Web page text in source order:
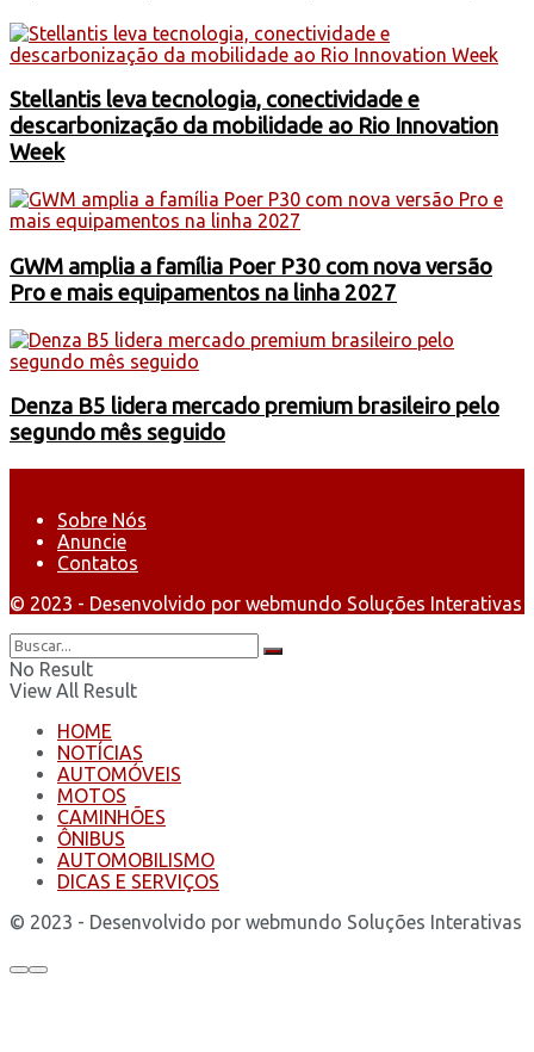
Stellantis leva tecnologia, conectividade e
descarbonização da mobilidade ao Rio Innovation
Week
GWM amplia a família Poer P30 com nova versão
Pro e mais equipamentos na linha 2027
Denza B5 lidera mercado premium brasileiro pelo
segundo mês seguido
Sobre Nós
Anuncie
Contatos
© 2023 - Desenvolvido por webmundo Soluções Interativas
No Result
View All Result
HOME
NOTÍCIAS
AUTOMÓVEIS
MOTOS
CAMINHÕES
ÔNIBUS
AUTOMOBILISMO
DICAS E SERVIÇOS
© 2023 - Desenvolvido por webmundo Soluções Interativas